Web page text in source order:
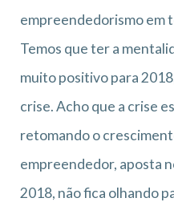
empreendedorismo em
Temos que ter a
muito positivo para
crise. Acho que a crise
retomando o
empreendedor, aposta
2018, não fica olhando